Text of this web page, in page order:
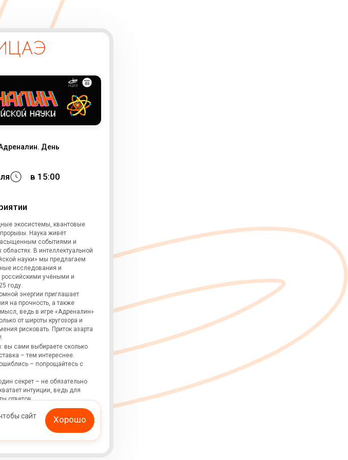
День
в 15:00
экосистемы, квантовые
Наука живёт
событиями и
В интеллектуальной
науки» мы предлагаем
исследования и
учёными и
году.
энергии приглашает
на прочность, а также
ведь в игре «Адреналин»
от широты кругозора и
рисковать. Приток азарта
вы сами выбираете сколько
– тем интереснее.
– попрощайтесь с
секрет – не обязательно
интуиции, ведь для
ответов
ссылке:
сайт
Хорошо